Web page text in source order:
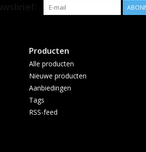
Producten
Alle producten
Nieuwe producten
Aanbiedingen
Tags
RSS-feed